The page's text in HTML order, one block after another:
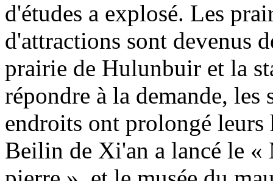
d'études a explosé. Les
d'attractions sont devenus
prairie de Hulunbuir et la
répondre à la demande,
endroits ont prolongé leurs
Beilin de Xi'an a lancé le «